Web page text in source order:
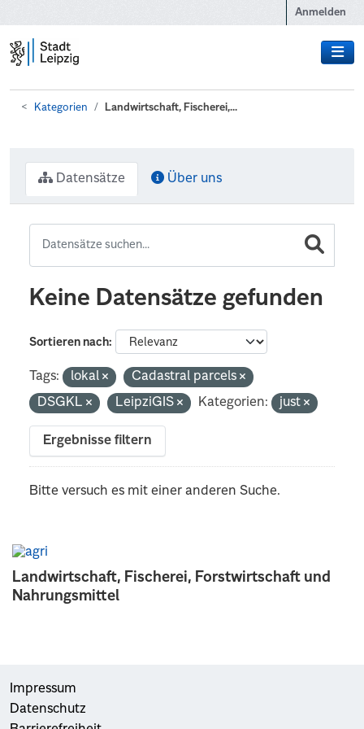
Anmelden
Kategorien Landwirtschaft, Fischerei,...
Landwirtschaft, Fischerei, Forstwirtschaft und
Nahrungsmittel
Datensätze Über uns
Keine Datensätze gefunden
Sortieren nach
Tags: lokal
Cadastral parcels
DSGKL
LeipziGIS Kategorien: just
Ergebnisse filtern
Bitte versuch es mit einer anderen Suche.
Impressum
Datenschutz